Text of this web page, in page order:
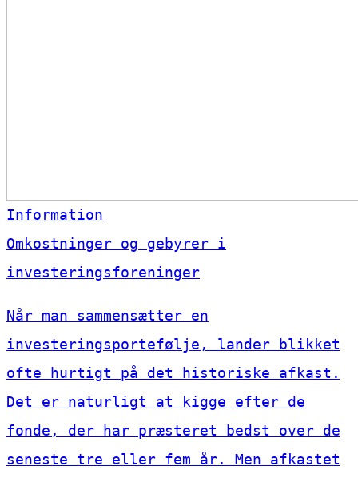
Information
Omkostninger og gebyrer i
investeringsforeninger
Når man sammensætter en
investeringsportefølje, lander blikket
ofte hurtigt på det historiske afkast.
Det er naturligt at kigge efter de
fonde, der har præsteret bedst over de
seneste tre eller fem år. Men afkastet